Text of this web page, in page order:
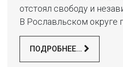
отстоял свободу и
В Рославльском округе
ПОДРОБНЕЕ...